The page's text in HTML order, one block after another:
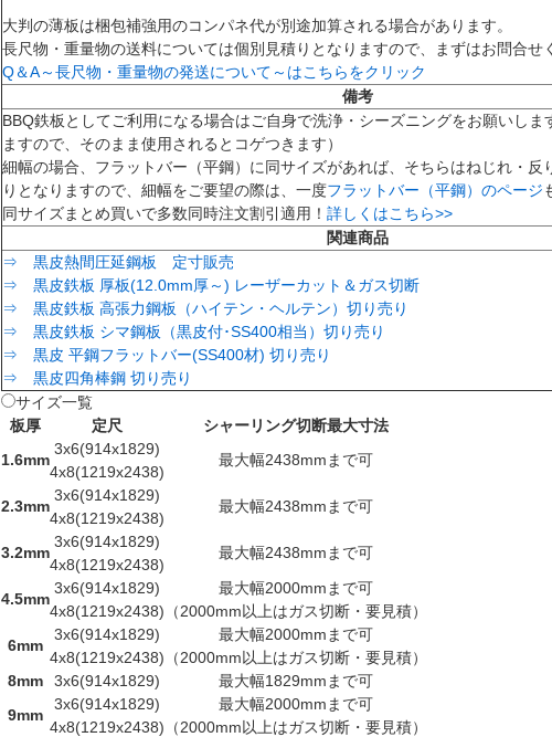
大判の薄板は梱包補強用のコンパネ代が別途加算される場合があります。
長尺物・重量物の送料については個別見積りとなりますので、まずはお問合せ
Q＆A～長尺物・重量物の発送について～はこちらをクリック
備考
BBQ鉄板としてご利用になる場合はご自身で洗浄・シーズニングをお願いしま
ますので、そのまま使用されるとコゲつきます）
細幅の場合、フラットバー（平鋼）に同サイズがあれば、そちらはねじれ・反
りとなりますので、細幅をご要望の際は、一度フラットバー（平鋼）のページ
同サイズまとめ買いで多数同時注文割引適用！ 詳しくはこちら>>
関連商品
⇒ 黒皮熱間圧延鋼板 定寸販売
⇒ 黒皮鉄板 厚板(12.0mm厚～) レーザーカット＆ガス切断
⇒ 黒皮鉄板 高張力鋼板（ハイテン・ヘルテン）切り売り
⇒ 黒皮鉄板 シマ鋼板（黒皮付･SS400相当）切り売り
⇒ 黒皮 平鋼フラットバー(SS400材) 切り売り
⇒ 黒皮四角棒鋼 切り売り
サイズ一覧
板厚
定尺
シャーリング切断最大寸法
1.6mm
3x6(914x1829)
4x8(1219x2438)
最大幅2438mmまで可
2.3mm
3x6(914x1829)
4x8(1219x2438)
最大幅2438mmまで可
3.2mm
3x6(914x1829)
4x8(1219x2438)
最大幅2438mmまで可
4.5mm
3x6(914x1829)
4x8(1219x2438)
最大幅2000mmまで可
（2000mm以上はガス切断・要見積）
6mm
3x6(914x1829)
4x8(1219x2438)
最大幅2000mmまで可
（2000mm以上はガス切断・要見積）
8mm
3x6(914x1829)
最大幅1829mmまで可
9mm
3x6(914x1829)
4x8(1219x2438)
最大幅2000mmまで可
（2000mm以上はガス切断・要見積）